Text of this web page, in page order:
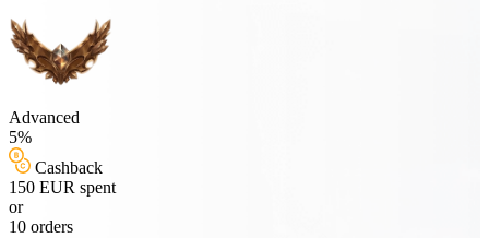
Advanced
5%
Cashback
150 EUR spent
or
10 orders